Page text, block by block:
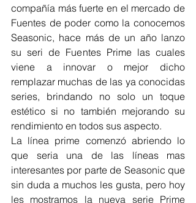
compañía más fuerte en el mercado de
Fuentes de poder como la conocemos
Seasonic, hace más de un año lanzo
su seri de Fuentes Prime las cuales
viene a innovar o mejor dicho
remplazar muchas de las ya conocidas
series, brindando no solo un toque
estético si no también mejorando su
rendimiento en todos sus aspecto.
La línea prime comenzó abriendo lo
que seria una de las líneas mas
interesantes por parte de Seasonic que
sin duda a muchos les gusta, pero hoy
les mostramos la nueva serie Prime